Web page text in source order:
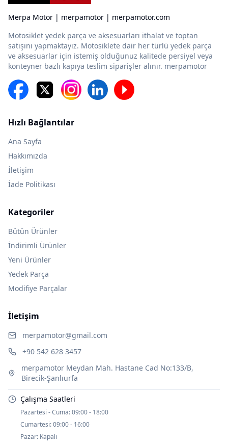
Merpa Motor | merpamotor | merpamotor.com
Motosiklet yedek parça ve aksesuarları ithalat ve toptan
satışını yapmaktayız. Motosiklete dair her türlü yedek parça
ve aksesuarlar için istemiş olduğunuz kalitede persiyel veya
konteyner bazlı kapıya teslim siparişler alınır. merpamotor
Hızlı Bağlantılar
Ana Sayfa
Hakkımızda
İletişim
İade Politikası
Kategoriler
Bütün Ürünler
İndirimli Ürünler
Yeni Ürünler
Yedek Parça
Modifiye Parçalar
İletişim
merpamotor@gmail.com
+90 542 628 3457
merpamotor Meydan Mah. Hastane Cad No:133/B,
Birecik-Şanlıurfa
Çalışma Saatleri
Pazartesi - Cuma:09:00 - 18:00
Cumartesi:09:00 - 16:00
Pazar: Kapalı